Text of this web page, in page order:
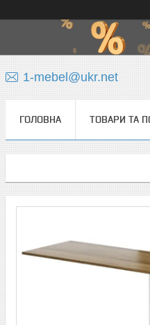
1-mebel@ukr.net
ГОЛОВНА ТОВАРИ ТА